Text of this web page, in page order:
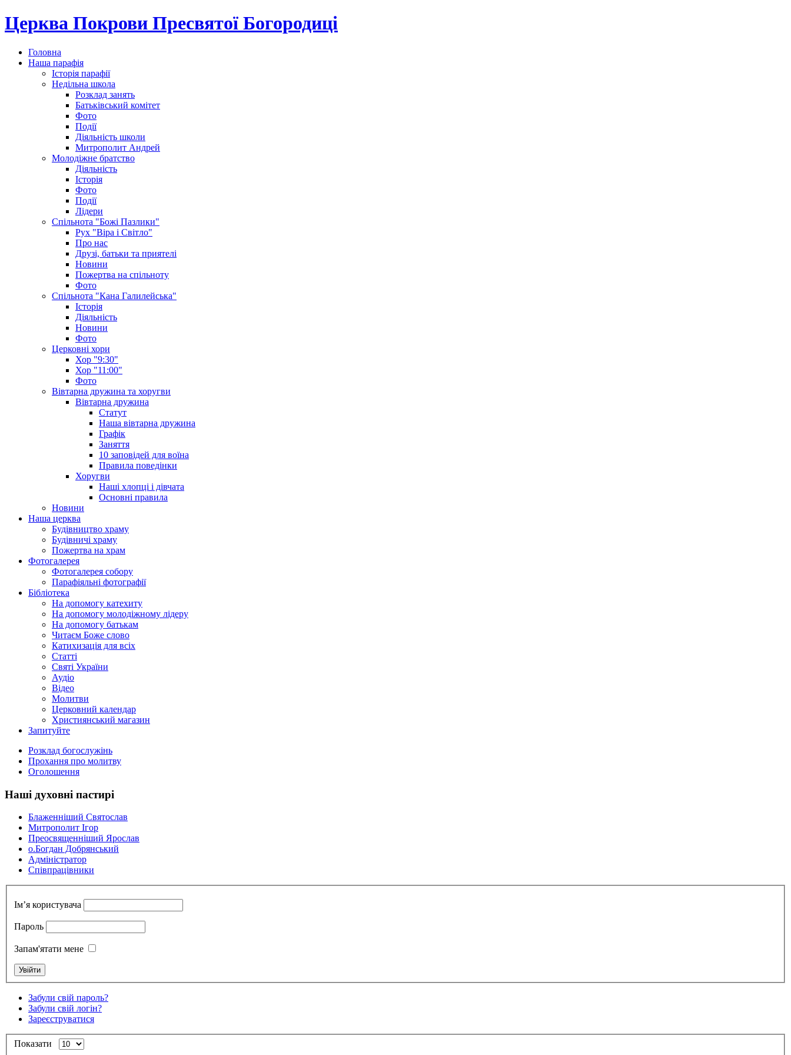
Церква Покрови Пресвятої Богородиці
Головна
Наша парафія
Історія парафії
Недільна школа
Розклад занять
Батьківський комітет
Фото
Події
Діяльність школи
Митрополит Андрей
Молодіжне братство
Діяльність
Історія
Фото
Події
Лідери
Спільнота "Божі Пазлики"
Рух "Віра і Світло"
Про нас
Друзі, батьки та приятелі
Новини
Пожертва на спільноту
Фото
Спільнота "Кана Галилейська"
Історія
Діяльність
Новини
Фото
Церковні хори
Хор "9:30"
Хор "11:00"
Фото
Вівтарна дружина та хоругви
Вівтарна дружина
Статут
Наша вівтарна дружина
Графік
Заняття
10 заповідей для воїна
Правила поведінки
Хоругви
Наші хлопці і дівчата
Основні правила
Новини
Наша церква
Будівництво храму
Будівничі храму
Пожертва на храм
Фотогалерея
Фотогалерея собору
Парафіяльні фотографії
Бібліотека
На допомогу катехиту
На допомогу молодіжному лідеру
На допомогу батькам
Читаєм Боже слово
Катихизація для всіх
Статті
Святі України
Аудіо
Відео
Молитви
Церковний календар
Християнський магазин
Запитуйте
Розклад богослужінь
Прохання про молитву
Оголошення
Наші духовні пастирі
Блаженніший Святослав
Митрополит Ігор
Преосвященніший Ярослав
о.Богдан Добрянський
Адміністратор
Cпівпрацівники
Ім’я користувача
Пароль
Запам'ятати мене
Забули свій пароль?
Забули свій логін?
Зареєструватися
Показати